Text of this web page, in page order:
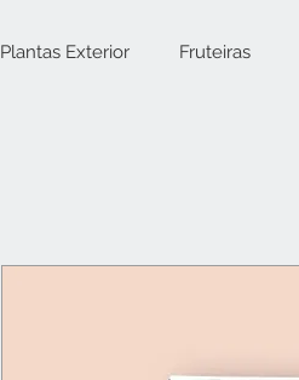
Plantas Exterior Fruteiras